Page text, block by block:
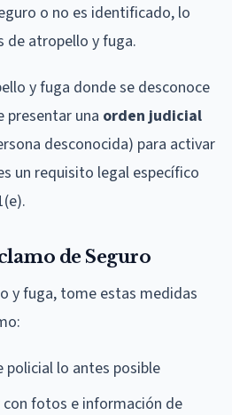
o no es identificado, lo
de atropello y fuga.
y fuga donde se desconoce
presentar una orden judicial
desconocida) para activar
un requisito legal específico
de Seguro
y fuga, tome estas medidas
policial lo antes posible
fotos e información de